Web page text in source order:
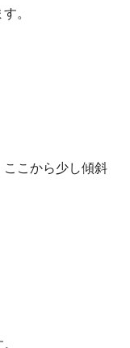
。
ここから少し傾斜